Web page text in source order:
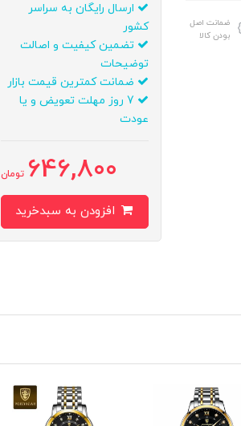
ضمانت اصل
بودن کالا
ارسال رایگان به سراسر
کشور
تضمین کیفیت و اصالت
توضیحات
ضمانت کمترین قیمت بازار
7 روز مهلت تعویض و یا
عودت
646,800 تومان